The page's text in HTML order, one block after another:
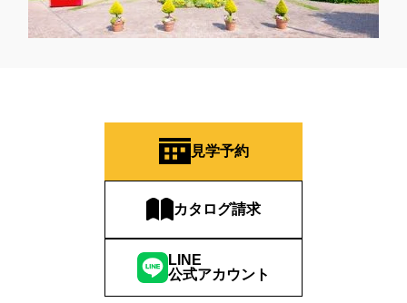
見学予約
カタログ請求
LINE
公式アカウント